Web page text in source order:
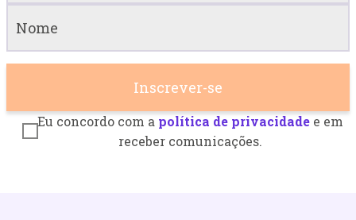
Eu concordo com a política de privacidadee em
receber comunicações.